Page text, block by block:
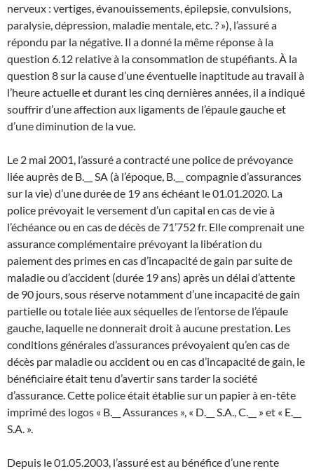
nerveux : vertiges, évanouissements, épilepsie, convulsions,
paralysie, dépression, maladie mentale, etc. ? »), l’assuré a
répondu par la négative. Il a donné la même réponse à la
question 6.12 relative à la consommation de stupéfiants. À la
question 8 sur la cause d’une éventuelle inaptitude au travail à
l’heure actuelle et durant les cinq dernières années, il a indiqué
souffrir d’une affection aux ligaments de l’épaule gauche et
d’une diminution de la vue.
Le 2 mai 2001, l’assuré a contracté une police de prévoyance
liée auprès de B.__ SA (à l’époque, B.__ compagnie d’assurances
sur la vie) d’une durée de 19 ans échéant le 01.01.2020. La
police prévoyait le versement d’un capital en cas de vie à
l’échéance ou en cas de décès de 71’752 fr. Elle comprenait une
assurance complémentaire prévoyant la libération du
paiement des primes en cas d’incapacité de gain par suite de
maladie ou d’accident (durée 19 ans) après un délai d’attente
de 90 jours, sous réserve notamment d’une incapacité de gain
partielle ou totale liée aux séquelles de l’entorse de l’épaule
gauche, laquelle ne donnerait droit à aucune prestation. Les
conditions générales d’assurances prévoyaient qu’en cas de
décès par maladie ou accident ou en cas d’incapacité de gain, le
bénéficiaire était tenu d’avertir sans tarder la société
d’assurance. Cette police était établie sur un papier à en-tête
imprimé des logos « B.__ Assurances », « D.__ S.A., C.__ » et « E.__
S.A. ».
Depuis le 01.05.2003, l’assuré est au bénéfice d’une rente